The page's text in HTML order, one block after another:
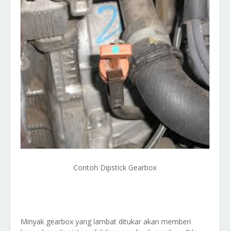
Contoh Dipstick Gearbox
Minyak gearbox yang lambat ditukar akan memberi